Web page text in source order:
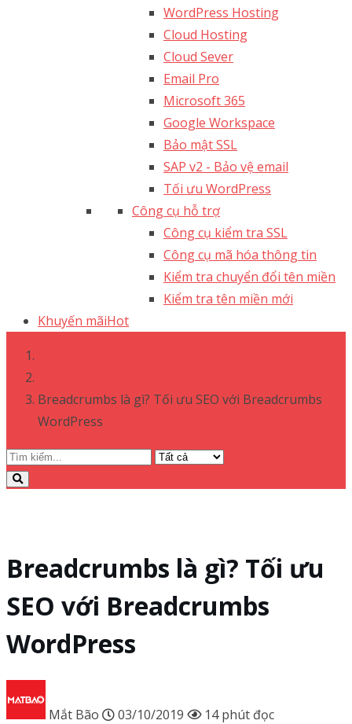
WordPress Hosting
Cloud Hosting
Cloud Sever
Email Pro
Microsoft 365
Google Workspace
Bảo mật SSL
SAP v2 - Bảo vệ email​
Tối ưu WordPress
Công cụ hỗ trợ
Công cụ kiểm tra SSL
Công cụ mã hóa thông tin
Kiểm tra chuyển đổi tên miền
Kiểm tra tên miền mới
Khuyến mãiHot
Breadcrumbs là gì? Tối ưu SEO với Breadcrumbs
WordPress
Breadcrumbs là gì? Tối ưu
SEO với Breadcrumbs
WordPress
Mắt Bão 03/10/2019 14 phút đọc